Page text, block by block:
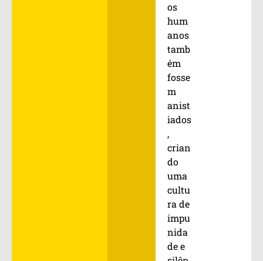
os
hum
anos
tamb
ém
fosse
m
anist
iados
,
crian
do
uma
cultu
ra de
impu
nida
de e